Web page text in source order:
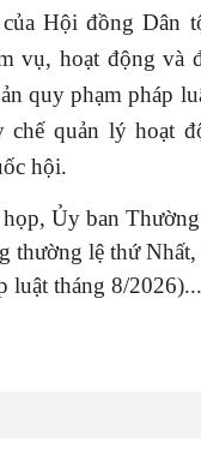
Hội đồng Dân
vụ, hoạt động và
quy phạm pháp
chế quản lý hoạt
hội.
Ủy ban
thường lệ thứ
luật tháng 8/2026)...